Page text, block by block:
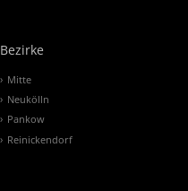
Bezirke
Mitte
Neukölln
Pankow
Reinickendorf